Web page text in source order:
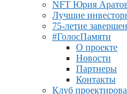
NFT Юрия
Лучшие
75-летие
#ГолосПамяти
О проекте
Новости
Партнеры
Контакты
Клуб